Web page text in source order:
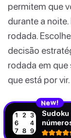
permitem que
durante a
rodada.
decisão
rodada em que
que está por vir.
New!
Sudoku